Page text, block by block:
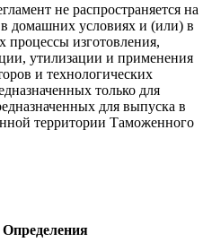
не распространяется на
домашних условиях и (или) в
процессы изготовления,
утилизации и применения
и технологических
только для
для выпуска в
территории Таможенного